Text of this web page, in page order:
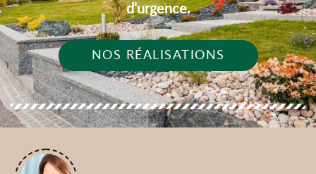
d'urgence.
NOS RÉALISATIONS